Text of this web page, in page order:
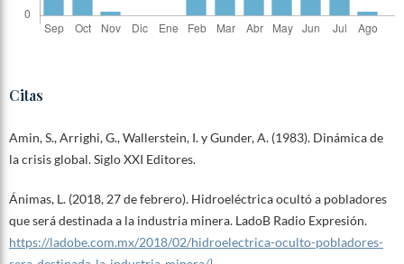
Citas
Amin, S., Arrighi, G., Wallerstein, I. y Gunder, A. (1983). Dinámica de
la crisis global. Siglo XXI Editores.
Ánimas, L. (2018, 27 de febrero). Hidroeléctrica ocultó a pobladores
que será destinada a la industria minera. LadoB Radio Expresión.
https://ladobe.com.mx/2018/02/hidroelectrica-oculto-pobladores-